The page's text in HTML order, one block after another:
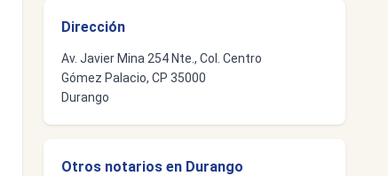
Dirección
Av. Javier Mina 254 Nte., Col. Centro
Gómez Palacio, CP 35000
Durango
Otros notarios en Durango